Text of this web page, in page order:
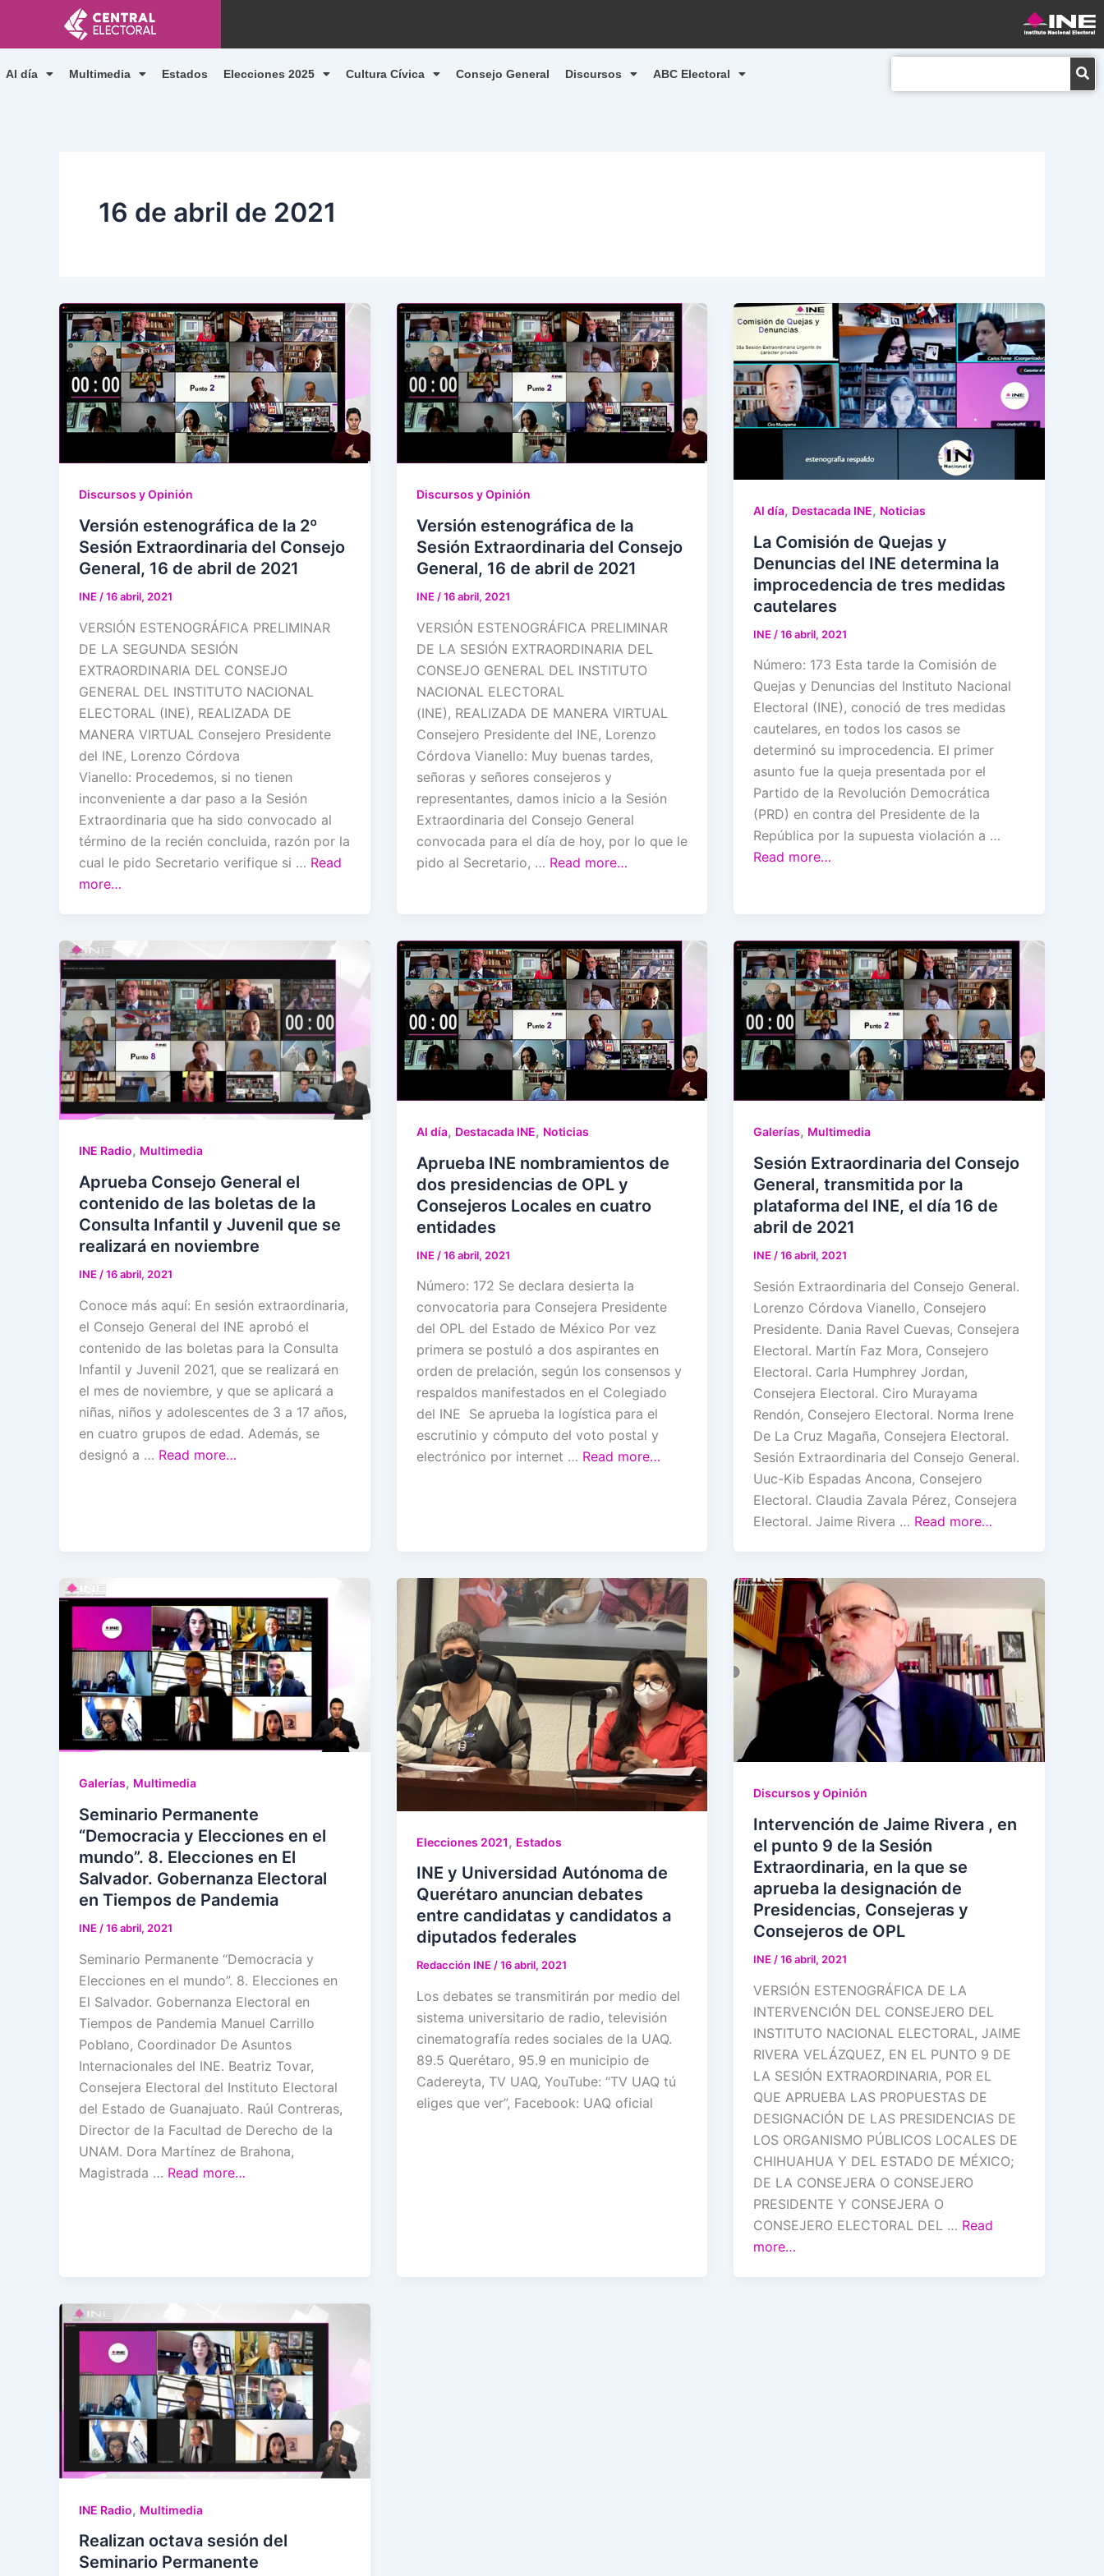
contenido
Al día Multimedia Estados Elecciones 2025 Cultura Cívica Consejo General Discursos ABC Electoral
16 de abril de 2021
Discursos y Opinión
Versión estenográfica de la 2º
Sesión Extraordinaria del Consejo
General, 16 de abril de 2021
INE /16 abril, 2021
VERSIÓN ESTENOGRÁFICA PRELIMINAR
DE LA SEGUNDA SESIÓN
EXTRAORDINARIA DEL CONSEJO
GENERAL DEL INSTITUTO NACIONAL
ELECTORAL (INE), REALIZADA DE
MANERA VIRTUAL Consejero Presidente
del INE, Lorenzo Córdova
Vianello: Procedemos, si no tienen
inconveniente a dar paso a la Sesión
Extraordinaria que ha sido convocado al
término de la recién concluida, razón por la
cual le pido Secretario verifique si … Read
more…
Discursos y Opinión
Versión estenográfica de la
Sesión Extraordinaria del Consejo
General, 16 de abril de 2021
INE/16 abril, 2021
VERSIÓN ESTENOGRÁFICA PRELIMINAR
DE LA SESIÓN EXTRAORDINARIA DEL
CONSEJO GENERAL DEL INSTITUTO
NACIONAL ELECTORAL
(INE), REALIZADA DE MANERA VIRTUAL
Consejero Presidente del INE, Lorenzo
Córdova Vianello: Muy buenas tardes,
señoras y señores consejeros y
representantes, damos inicio a la Sesión
Extraordinaria del Consejo General
convocada para el día de hoy, por lo que le
pido al Secretario, … Read more…
Al día, Destacada INE, Noticias
La Comisión de Quejas y
Denuncias del INE determina la
improcedencia de tres medidas
cautelares
INE /16 abril, 2021
Número: 173 Esta tarde la Comisión de
Quejas y Denuncias del Instituto Nacional
Electoral (INE), conoció de tres medidas
cautelares, en todos los casos se
determinó su improcedencia. El primer
asunto fue la queja presentada por el
Partido de la Revolución Democrática
(PRD) en contra del Presidente de la
República por la supuesta violación a …
Read more…
INE Radio, Multimedia
Aprueba Consejo General el
contenido de las boletas de la
Consulta Infantil y Juvenil que se
realizará en noviembre
INE/16 abril, 2021
Conoce más aquí: En sesión extraordinaria,
el Consejo General del INE aprobó el
contenido de las boletas para la Consulta
Infantil y Juvenil 2021, que se realizará en
el mes de noviembre, y que se aplicará a
niñas, niños y adolescentes de 3 a 17 años,
en cuatro grupos de edad. Además, se
designó a … Read more…
Al día, Destacada INE, Noticias
Aprueba INE nombramientos de
dos presidencias de OPL y
Consejeros Locales en cuatro
entidades
INE /16 abril, 2021
Número: 172 Se declara desierta la
convocatoria para Consejera Presidente
del OPL del Estado de México Por vez
primera se postuló a dos aspirantes en
orden de prelación, según los consensos y
respaldos manifestados en el Colegiado
del INE Se aprueba la logística para el
escrutinio y cómputo del voto postal y
electrónico por internet … Read more…
Galerías, Multimedia
Sesión Extraordinaria del Consejo
General, transmitida por la
plataforma del INE, el día 16 de
abril de 2021
INE /16 abril, 2021
Sesión Extraordinaria del Consejo General.
Lorenzo Córdova Vianello, Consejero
Presidente. Dania Ravel Cuevas, Consejera
Electoral. Martín Faz Mora, Consejero
Electoral. Carla Humphrey Jordan,
Consejera Electoral. Ciro Murayama
Rendón, Consejero Electoral. Norma Irene
De La Cruz Magaña, Consejera Electoral.
Sesión Extraordinaria del Consejo General.
Uuc-Kib Espadas Ancona, Consejero
Electoral. Claudia Zavala Pérez, Consejera
Electoral. Jaime Rivera … Read more…
Galerías, Multimedia
Seminario Permanente
“Democracia y Elecciones en el
mundo”. 8. Elecciones en El
Salvador. Gobernanza Electoral
en Tiempos de Pandemia
INE /16 abril, 2021
Seminario Permanente “Democracia y
Elecciones en el mundo”. 8. Elecciones en
El Salvador. Gobernanza Electoral en
Tiempos de Pandemia Manuel Carrillo
Poblano, Coordinador De Asuntos
Internacionales del INE. Beatriz Tovar,
Consejera Electoral del Instituto Electoral
del Estado de Guanajuato. Raúl Contreras,
Director de la Facultad de Derecho de la
UNAM. Dora Martínez de Brahona,
Magistrada … Read more…
Elecciones 2021, Estados
INE y Universidad Autónoma de
Querétaro anuncian debates
entre candidatas y candidatos a
diputados federales
Redacción INE/16 abril, 2021
Los debates se transmitirán por medio del
sistema universitario de radio, televisión
cinematografía redes sociales de la UAQ.
89.5 Querétaro, 95.9 en municipio de
Cadereyta, TV UAQ, YouTube: “TV UAQ tú
eliges que ver”, Facebook: UAQ oficial
Discursos y Opinión
Intervención de Jaime Rivera , en
el punto 9 de la Sesión
Extraordinaria, en la que se
aprueba la designación de
Presidencias, Consejeras y
Consejeros de OPL
INE/16 abril, 2021
VERSIÓN ESTENOGRÁFICA DE LA
INTERVENCIÓN DEL CONSEJERO DEL
INSTITUTO NACIONAL ELECTORAL, JAIME
RIVERA VELÁZQUEZ, EN EL PUNTO 9 DE
LA SESIÓN EXTRAORDINARIA, POR EL
QUE APRUEBA LAS PROPUESTAS DE
DESIGNACIÓN DE LAS PRESIDENCIAS DE
LOS ORGANISMO PÚBLICOS LOCALES DE
CHIHUAHUA Y DEL ESTADO DE MÉXICO;
DE LA CONSEJERA O CONSEJERO
PRESIDENTE Y CONSEJERA O
CONSEJERO ELECTORAL DEL … Read
more…
INE Radio, Multimedia
Realizan octava sesión del
Seminario Permanente